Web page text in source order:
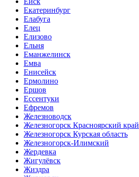
Екатеринбург
Елабуга
Елец
Елизово
Ельня
Еманжелинск
Емва
Енисейск
Ермолино
Ершов
Ессентуки
Ефремов
Железноводск
Железногорск Красноярский край
Железногорск Курская область
Железногорск-Илимский
Жердевка
Жигулёвск
Жиздра